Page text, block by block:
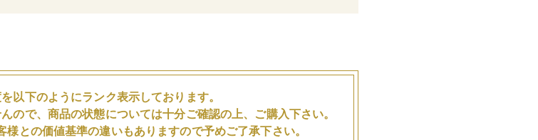
以下のようにランク表示しております。
ので、商品の状態については十分ご確認の上、ご購入下さい。
との価値基準の違いもありますので予めご了承下さい。